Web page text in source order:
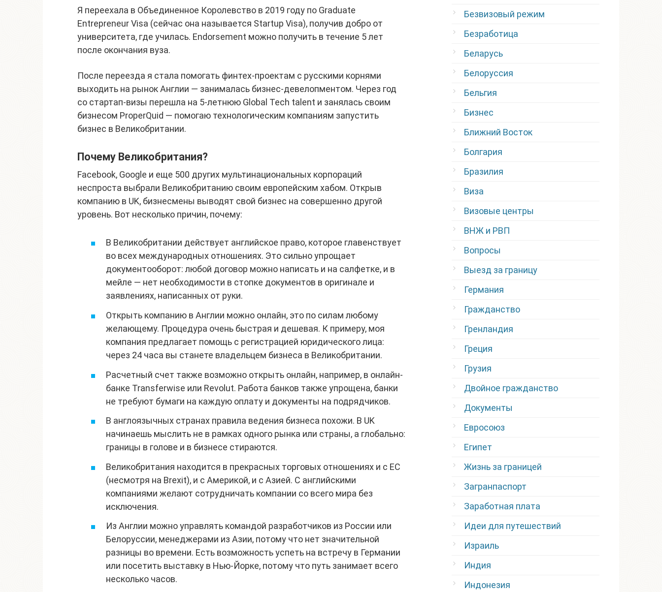
Я переехала в Объединенное Королевство в 2019 году по Graduate
Entrepreneur Visa (сейчас она называется Startup Visa), получив добро от
университета, где училась. Endorsement можно получить в течение 5 лет
после окончания вуза.
После переезда я стала помогать финтех-проектам с русскими корнями
выходить на рынок Англии — занималась бизнес-девелопментом. Через год
со стартап-визы перешла на 5-летнюю Global Tech talent и занялась своим
бизнесом ProperQuid — помогаю технологическим компаниям запустить
бизнес в Великобритании.
Почему Великобритания?
Facebook, Google и еще 500 других мультинациональных корпораций
неспроста выбрали Великобританию своим европейским хабом. Открыв
компанию в UK, бизнесмены выводят свой бизнес на совершенно другой
уровень. Вот несколько причин, почему:
В Великобритании действует английское право, которое главенствует
во всех международных отношениях. Это сильно упрощает
документооборот: любой договор можно написать и на салфетке, и в
мейле — нет необходимости в стопке документов в оригинале и
заявлениях, написанных от руки.
Открыть компанию в Англии можно онлайн, это по силам любому
желающему. Процедура очень быстрая и дешевая. К примеру, моя
компания предлагает помощь с регистрацией юридического лица:
через 24 часа вы станете владельцем бизнеса в Великобритании.
Расчетный счет также возможно открыть онлайн, например, в онлайн-
банке Transferwise или Revolut. Работа банков также упрощена, банки
не требуют бумаги на каждую оплату и документы на подрядчиков.
В англоязычных странах правила ведения бизнеса похожи. В UK
начинаешь мыслить не в рамках одного рынка или страны, а глобально:
границы в голове и в бизнесе стираются.
Великобритания находится в прекрасных торговых отношениях и с ЕС
(несмотря на Brexit), и с Америкой, и с Азией. С английскими
компаниями желают сотрудничать компании со всего мира без
исключения.
Из Англии можно управлять командой разработчиков из России или
Белоруссии, менеджерами из Азии, потому что нет значительной
разницы во времени. Есть возможность успеть на встречу в Германии
или посетить выставку в Нью-Йорке, потому что путь занимает всего
несколько часов.
Безвизовый режим
Безработица
Беларусь
Белоруссия
Бельгия
Бизнес
Ближний Восток
Болгария
Бразилия
Виза
Визовые центры
ВНЖ и РВП
Вопросы
Выезд за границу
Германия
Гражданство
Гренландия
Греция
Грузия
Двойное гражданство
Документы
Евросоюз
Египет
Жизнь за границей
Загранпаспорт
Заработная плата
Идеи для путешествий
Израиль
Индия
Индонезия